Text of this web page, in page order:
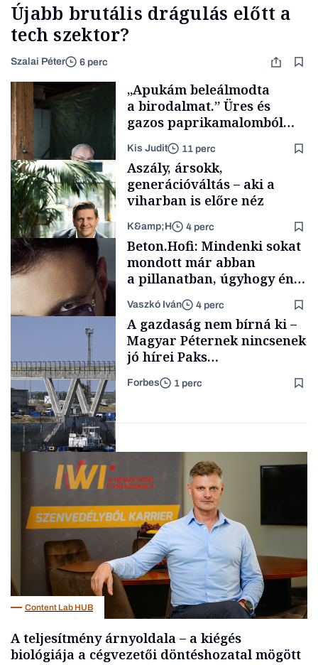
Újabb brutális drágulás előtt a
tech szektor?
Szalai Péter 6 perc
Családi
vállalkozások
„Apukám beleálmodta
a birodalmat.” Üres és
gazos paprikamalomból
lett az igazi családi
fűszersztori
Kis Judit 11 perc
TÁMOGATÓI
Aszály, ársokk,
generációváltás – aki a
viharban is előre néz
K&amp;H 4 perc
Forbes-sztori
Beton.Hofi: Mindenki sokat
mondott már abban
a pillanatban, úgyhogy én
a legsarkosabb
gondolataimat akartam
kimondani
Vaszkó Iván 4 perc
A gazdaság nem bírná ki –
Magyar Péternek nincsenek
jó hírei Paks
újraindításáról
Forbes 1 perc
Content Lab HUB
A teljesítmény árnyoldala – a kiégés
biológiája a cégvezetői döntéshozatal mögött